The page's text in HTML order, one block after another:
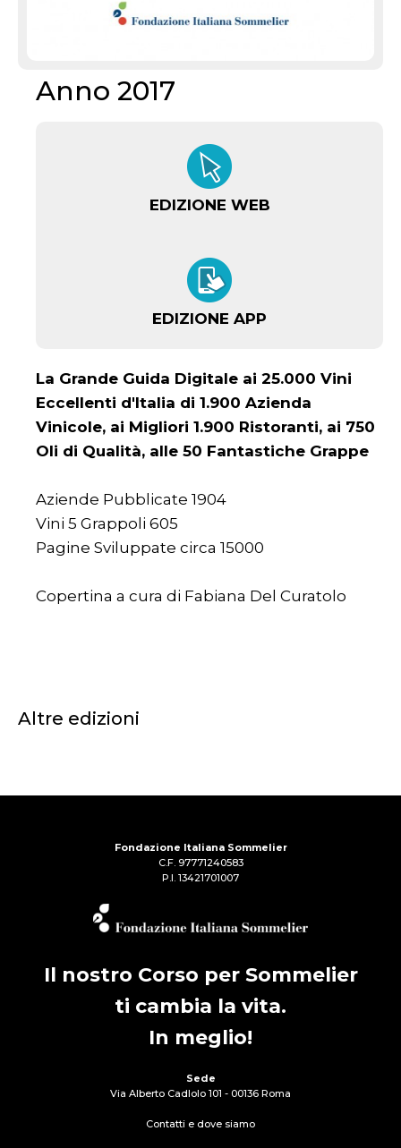
Anno 2017
EDIZIONE WEB
EDIZIONE APP
La Grande Guida Digitale ai 25.000 Vini
Eccellenti d'Italia di 1.900 Azienda
Vinicole, ai Migliori 1.900 Ristoranti, ai 750
Oli di Qualità, alle 50 Fantastiche Grappe
Aziende Pubblicate 1904
Vini 5 Grappoli 605
Pagine Sviluppate circa 15000
Copertina a cura di Fabiana Del Curatolo
Altre edizioni
Fondazione Italiana Sommelier
C.F. 97771240583
P.I. 13421701007
Il nostro Corso per Sommelier
ti cambia la vita.
In meglio!
Sede
Via Alberto Cadlolo 101 - 00136 Roma
Contatti e dove siamo